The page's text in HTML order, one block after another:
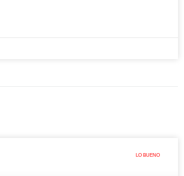
LO BUENO